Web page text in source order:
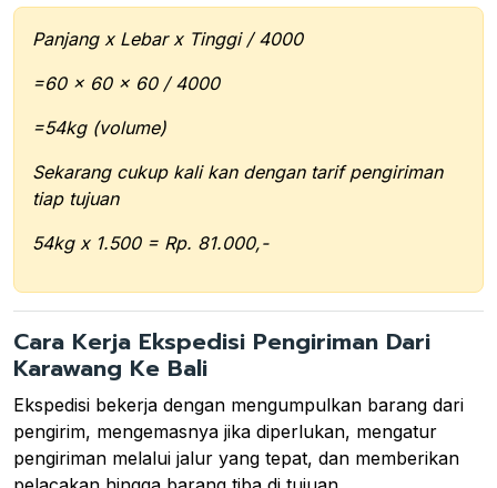
Panjang x Lebar x Tinggi / 4000
=60 x 60 x 60 / 4000
=54kg (volume)
Sekarang cukup kali kan dengan tarif pengiriman
tiap tujuan
54kg x 1.500 = Rp. 81.000,-
Cara Kerja Ekspedisi Pengiriman Dari
Karawang Ke Bali
Ekspedisi bekerja dengan mengumpulkan barang dari
pengirim, mengemasnya jika diperlukan, mengatur
pengiriman melalui jalur yang tepat, dan memberikan